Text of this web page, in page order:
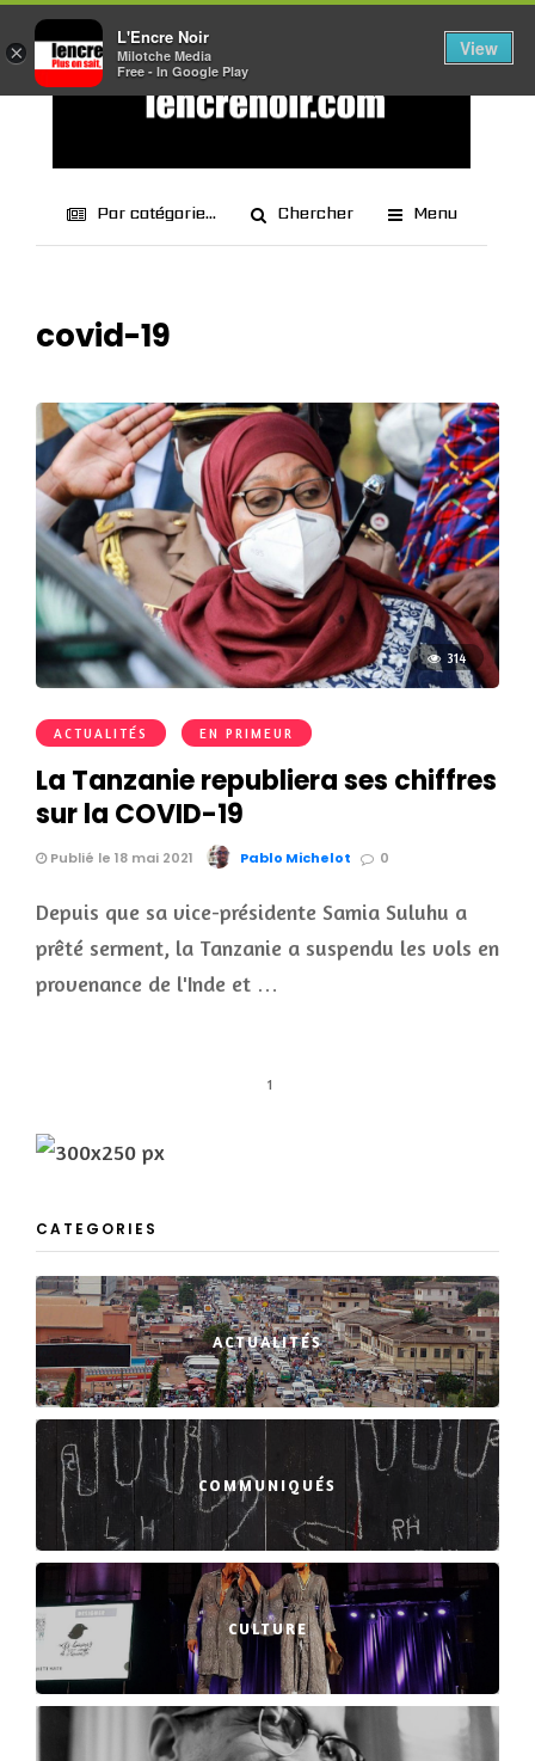
Par catégorie... Chercher Menu
covid-19
314
ACTUALITÉS EN PRIMEUR
La Tanzanie republiera ses chiffres
sur la COVID-19
Publié le 18 mai 2021 Pablo Michelot 0
Depuis que sa vice-présidente Samia Suluhu a
prêté serment, la Tanzanie a suspendu les vols en
provenance de l'Inde et …
1
CATEGORIES
ACTUALITÉS
COMMUNIQUÉS
CULTURE
×
L'Encre Noir
Milotche Media
Free - In Google Play
View